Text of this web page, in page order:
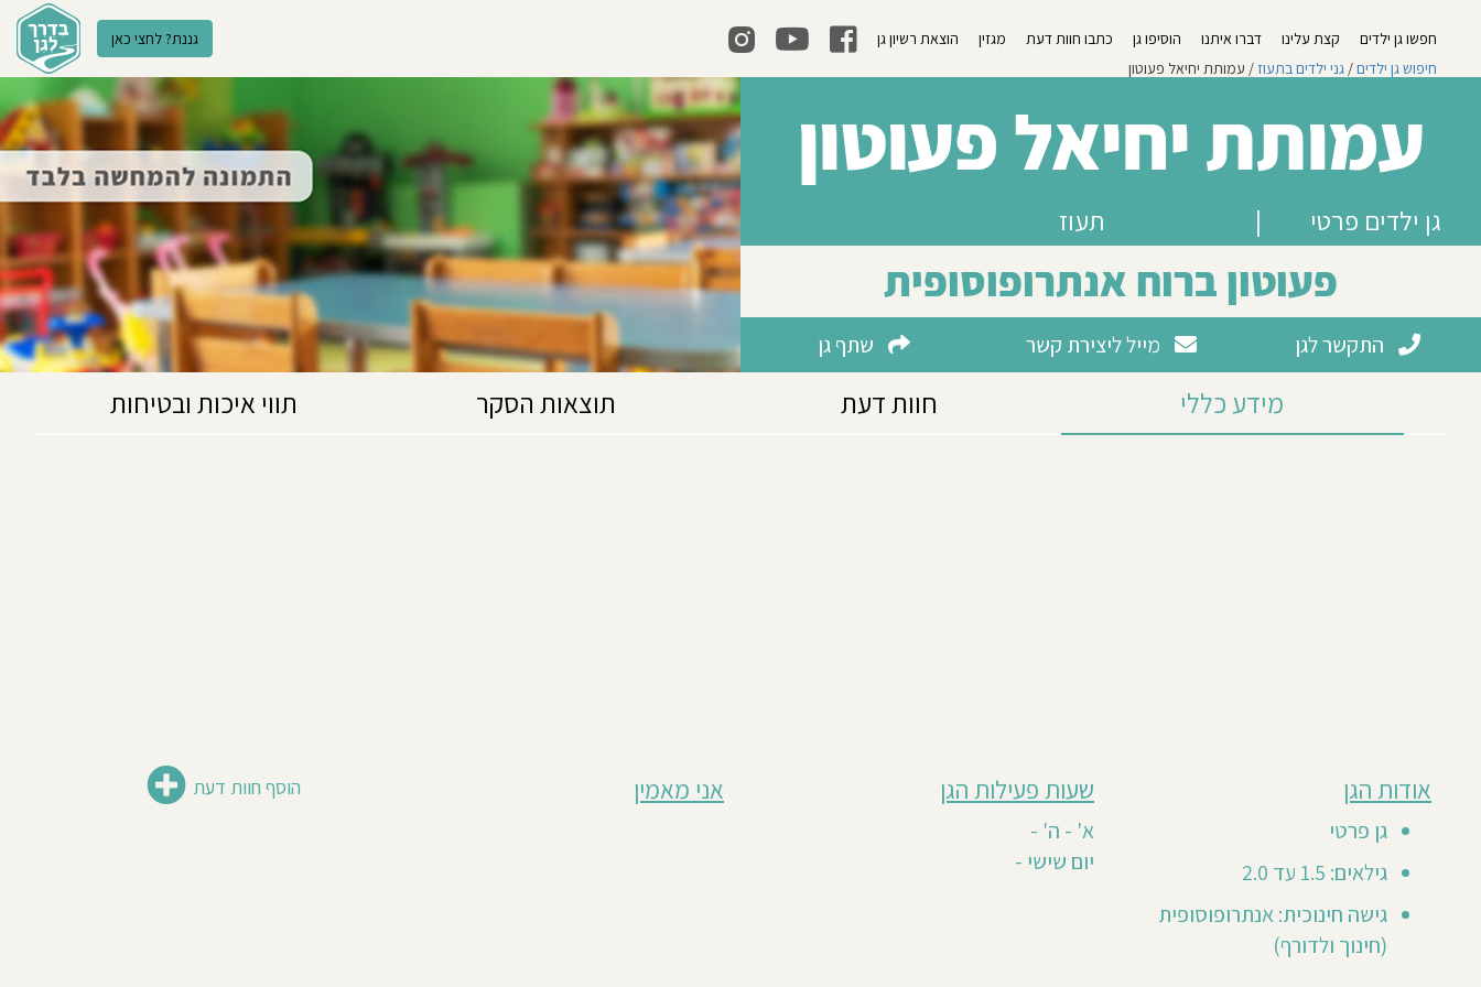
גננת? לחצי כאן חפשו גן ילדים קצת עלינו דברו איתנו הוסיפו גן כתבו חוות דעת מגזין
הוצאת רשיון גן
חיפוש גן ילדים/ גני ילדים בתעוז / עמותת יחיאל פעוטון
עמותת יחיאל פעוטון
תעוז | גן ילדים פרטי
פעוטון ברוח אנתרופוסופית
שתף גן מייל ליצירת קשר התקשר לגן
מידע כללי חוות דעת תוצאות הסקר תווי איכות ובטיחות
הוסף חוות דעת אני מאמין שעות פעילות הגן
א' - ה' -
יום שישי -
אודות הגן
גן פרטי
גילאים: 1.5 עד 2.0
גישה חינוכית: אנתרופוסופית
(חינוך ולדורף)